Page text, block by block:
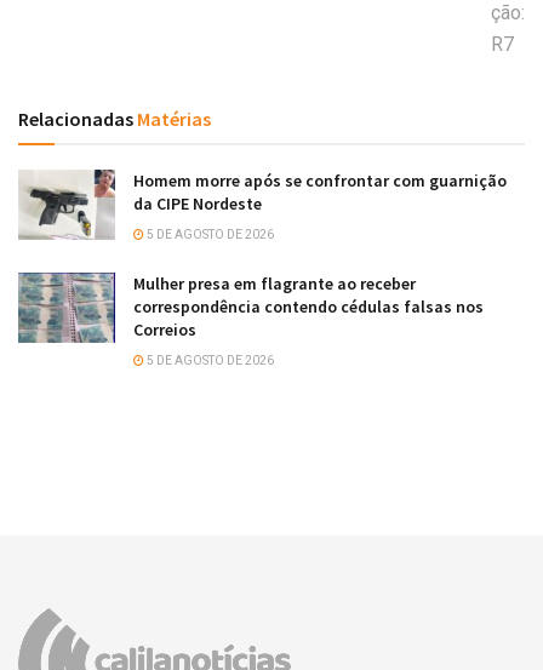
ção:
R7
Relacionadas Matérias
Homem morre após se confrontar com guarnição
da CIPE Nordeste
5 DE AGOSTO DE 2026
Mulher presa em flagrante ao receber
correspondência contendo cédulas falsas nos
Correios
5 DE AGOSTO DE 2026